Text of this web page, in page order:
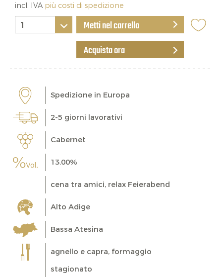
incl. IVA più costi di spedizione
Metti nel carrello
Acquista ora
Spedizione in Europa
2-5 giorni lavorativi
Cabernet
13.00%
cena tra amici, relax Feierabend
Alto Adige
Bassa Atesina
agnello e capra, formaggio
stagionato